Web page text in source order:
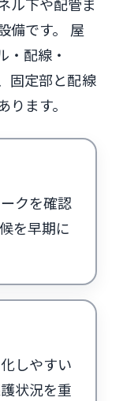
ル下や配管ま
備です。 屋
・配線・
固定部と配線
ます。
クを確認
を早期に
しやすい
状況を重